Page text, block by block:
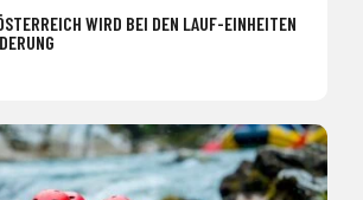
WIRD BEI DEN LAUF-EINHEITEN